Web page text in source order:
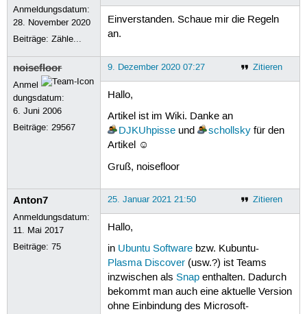
Anmeldungsdatum:
28. November 2020
Beiträge:Zähle...
Einverstanden. Schaue mir die Regeln
an.
noisefloor
Anmel
dungsdatum:
6. Juni 2006
Beiträge:29567
Zitieren
9. Dezember 2020 07:27
Hallo,
Artikel ist im Wiki. Danke an
DJKUhpisseund schollskyfür den
Artikel ☺
Gruß, noisefloor
Anton7
Anmeldungsdatum:
11. Mai 2017
Beiträge:75
Zitieren
25. Januar 2021 21:50
Hallo,
in Ubuntu Softwarebzw. Kubuntu-
Plasma Discover(usw.?) ist Teams
inzwischen als Snapenthalten. Dadurch
bekommt man auch eine aktuelle Version
ohne Einbindung des Microsoft-